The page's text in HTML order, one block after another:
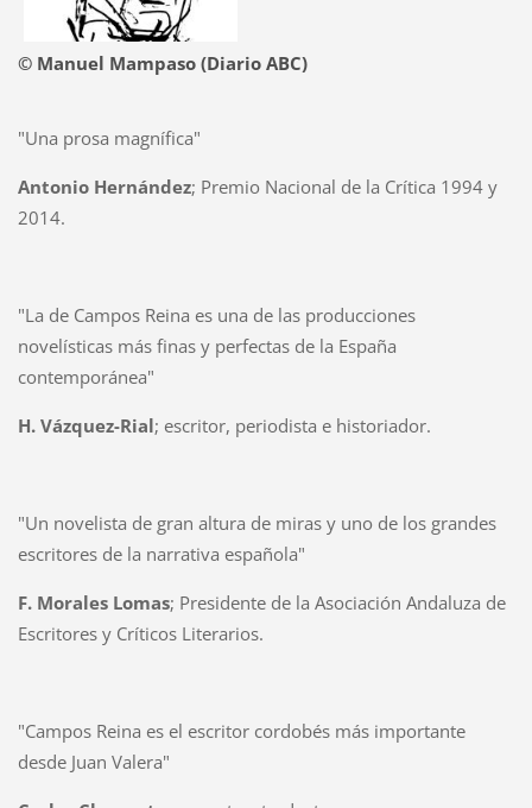
© Manuel Mampaso (Diario ABC)
"Una prosa magnífica"
Antonio Hernández; Premio Nacional de la Crítica 1994 y
2014.
"La de Campos Reina es una de las producciones
novelísticas más finas y perfectas de la España
contemporánea"
H. Vázquez-Rial; escritor, periodista e historiador.
"Un novelista de gran altura de miras y uno de los grandes
escritores de la narrativa española"
F. Morales Lomas; Presidente de la Asociación Andaluza de
Escritores y Críticos Literarios.
"Campos Reina es el escritor cordobés más importante
desde Juan Valera"